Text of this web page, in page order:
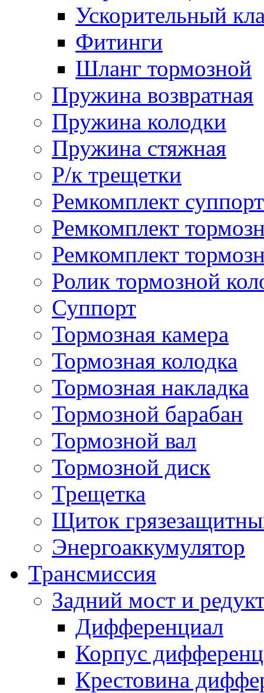
Ускорительный
Фитинги
Шланг тормозной
Пружина возвратная
Пружина колодки
Пружина стяжная
Р/к трещетки
Ремкомплект
Ремкомплект
Ремкомплект
Ролик тормозной
Суппорт
Тормозная камера
Тормозная колодка
Тормозная накладка
Тормозной барабан
Тормозной вал
Тормозной диск
Трещетка
Щиток
Энергоаккумулятор
Трансмиссия
Задний мост и
Дифференциал
Корпус
Крестовина